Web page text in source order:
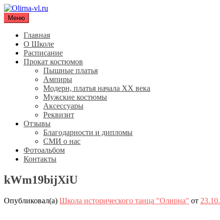
Перейти
содержимому
Olirna-vl.ru
Школа исторического танца "Олирна"
Меню
Главная
О Школе
Расписание
Прокат костюмов
Пышные платья
Ампиры
Модерн, платья начала XX века
Мужские костюмы
Аксессуары
Реквизит
Отзывы
Благодарности и дипломы
СМИ о нас
Фотоальбом
Контакты
kWm19bijXiU
Опубликовал(а) Школа исторического танца "Олирна" от